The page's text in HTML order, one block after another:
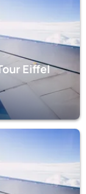
Eiffel